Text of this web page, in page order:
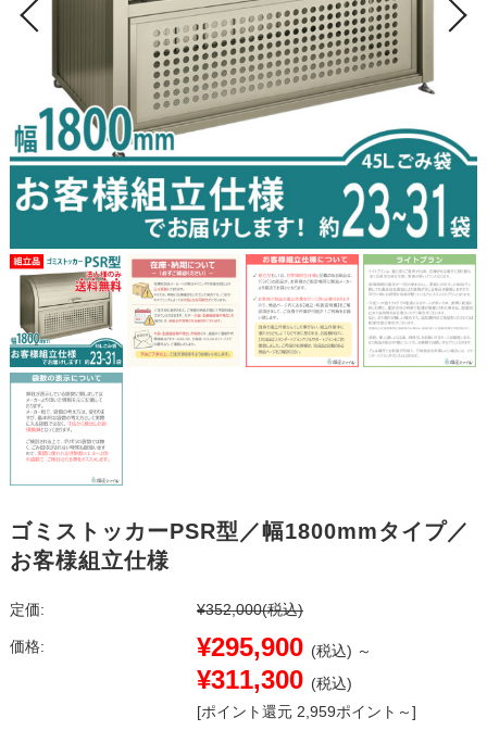
ゴミストッカーPSR型／幅1800mmタイプ／
お客様組立仕様
定価: ¥352,000(税込)
価格: ¥295,900 (税込) ～
¥311,300 (税込)
[ポイント還元 2,959ポイント～]